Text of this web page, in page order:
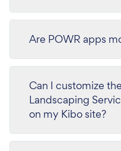
Are POWR apps
Can I customize
Landscaping
on my Kibo site?